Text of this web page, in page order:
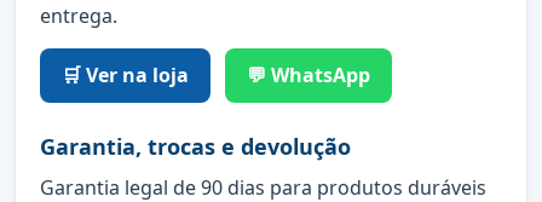
entrega.
🛒 Ver na loja 💬 WhatsApp
Garantia, trocas e devolução
Garantia legal de 90 dias para produtos duráveis